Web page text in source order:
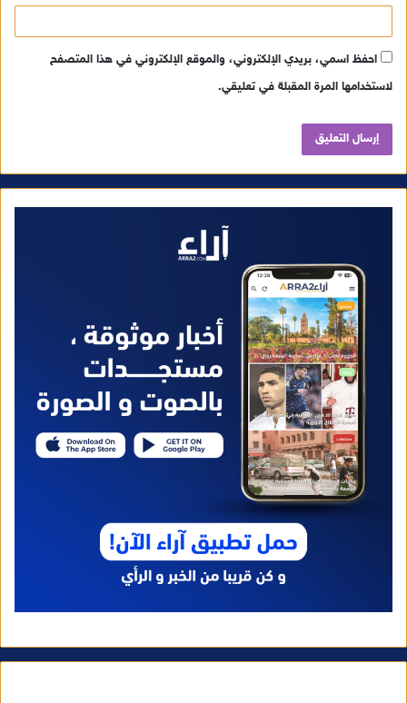
احفظ اسمي، بريدي الإلكتروني، والموقع الإلكتروني في هذا المتصفح
لاستخدامها المرة المقبلة في تعليقي.